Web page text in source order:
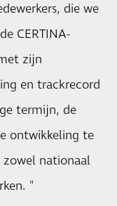
die we
CERTINA-
zijn
en trackrecord
termijn, de
ontwikkeling te
nationaal
"